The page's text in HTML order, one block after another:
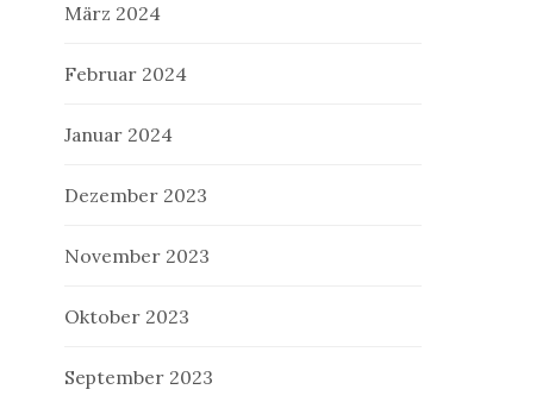
März 2024
Februar 2024
Januar 2024
Dezember 2023
November 2023
Oktober 2023
September 2023